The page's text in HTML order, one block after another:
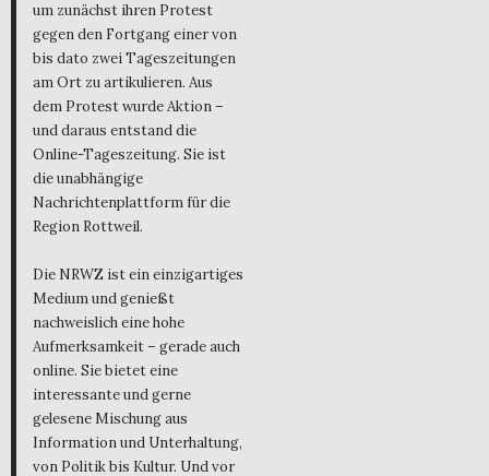
um zunächst ihren Protest
gegen den Fortgang einer von
bis dato zwei Tageszeitungen
am Ort zu artikulieren. Aus
dem Protest wurde Aktion –
und daraus entstand die
Online-Tageszeitung. Sie ist
die unabhängige
Nachrichtenplattform für die
Region Rottweil.
Die NRWZ ist ein einzigartiges
Medium und genießt
nachweislich eine hohe
Aufmerksamkeit – gerade auch
online. Sie bietet eine
interessante und gerne
gelesene Mischung aus
Information und Unterhaltung,
von Politik bis Kultur. Und vor